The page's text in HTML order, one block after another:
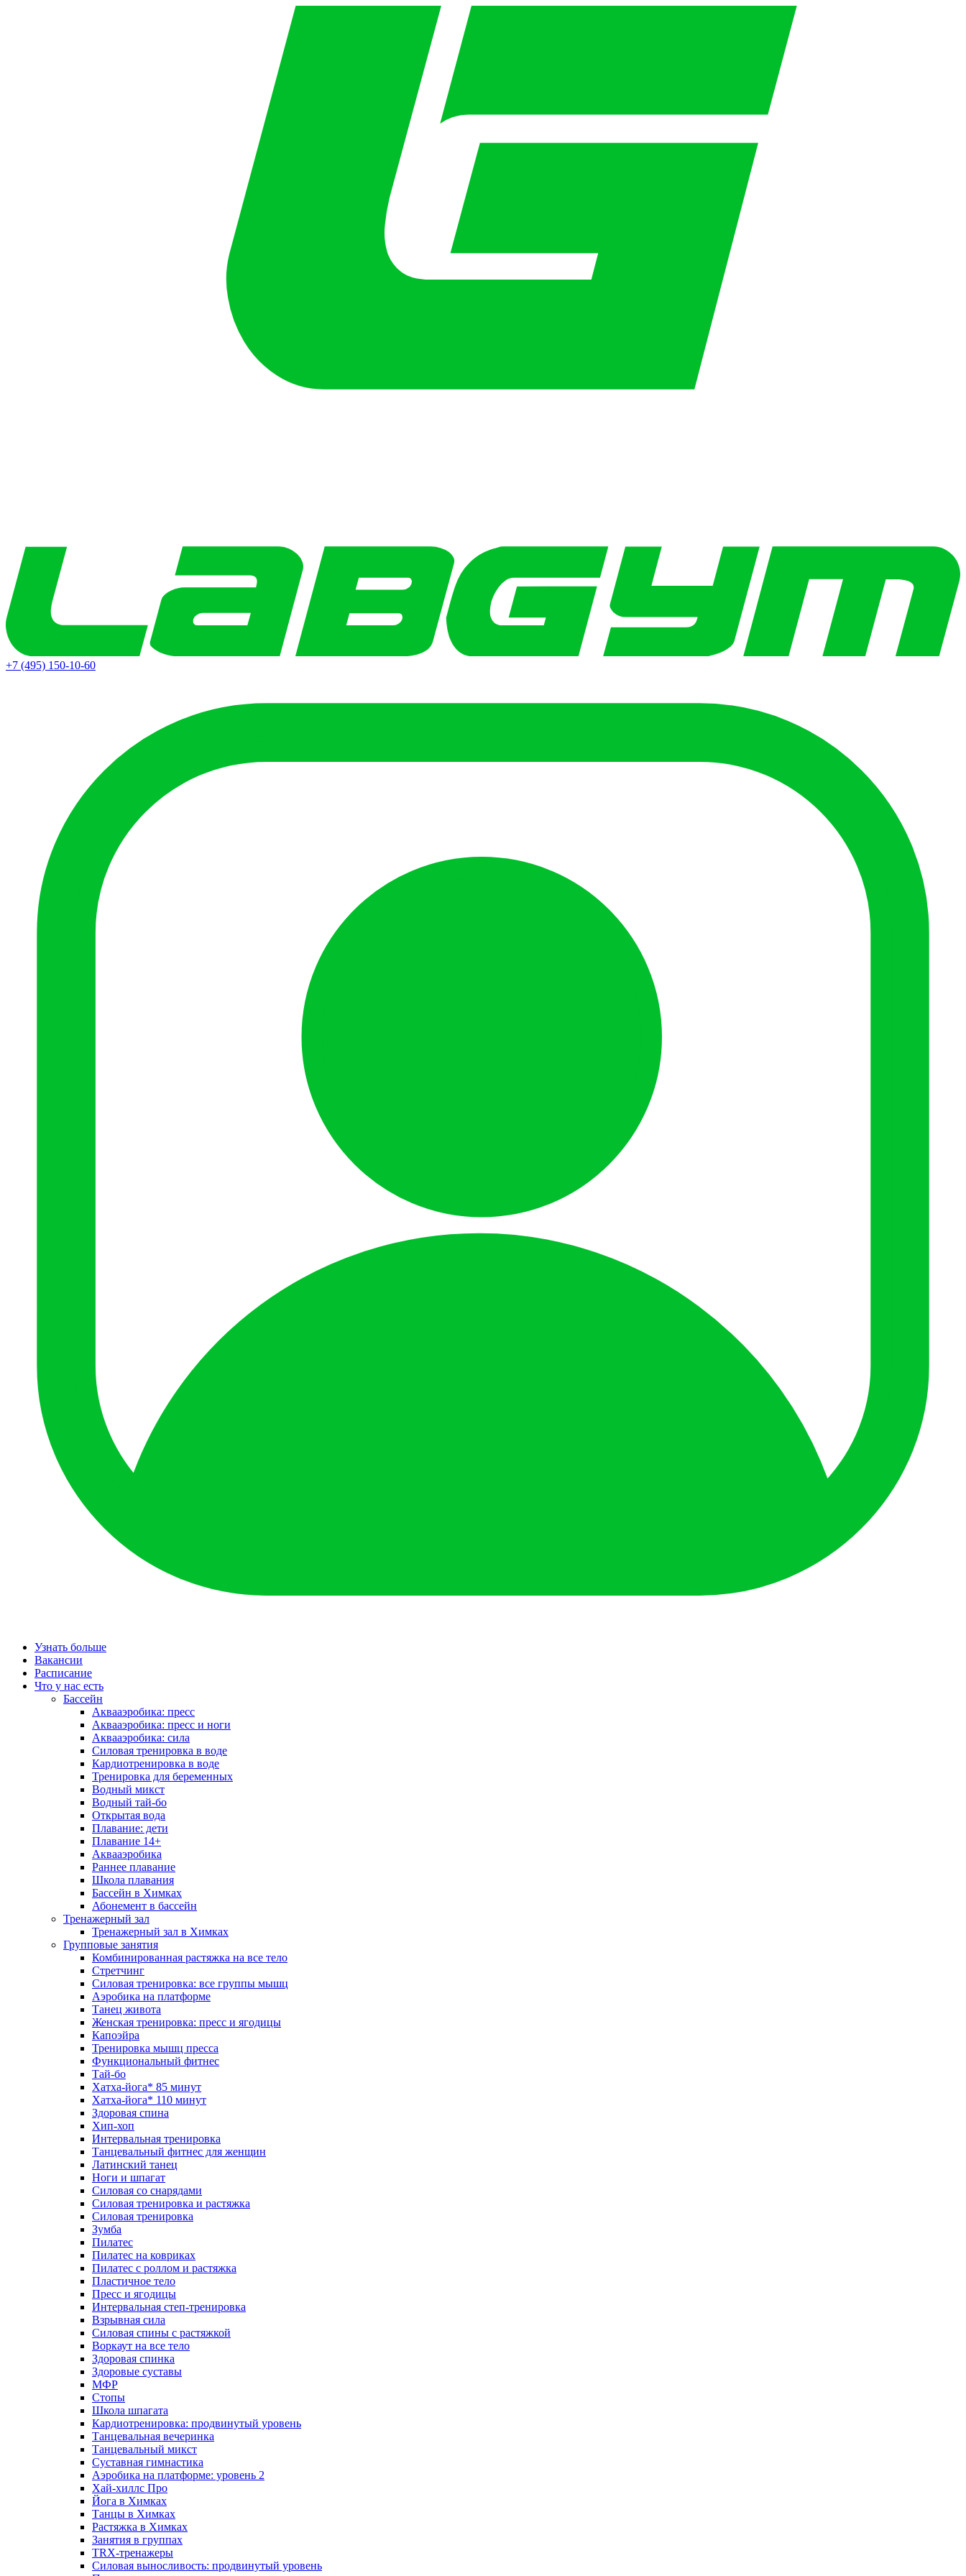
+7 (495) 150-10-60
Узнать больше
Вакансии
Расписание
Что у нас есть
Бассейн
Аквааэробика: пресс
Аквааэробика: пресс и ноги
Аквааэробика: сила
Силовая тренировка в воде
Кардиотренировка в воде
Тренировка для беременных
Водный микст
Водный тай-бо
Открытая вода
Плавание: дети
Плавание 14+
Аквааэробика
Раннее плавание
Школа плавания
Бассейн в Химках
Абонемент в бассейн
Тренажерный зал
Тренажерный зал в Химках
Групповые занятия
Комбинированная растяжка на все тело
Стретчинг
Силовая тренировка: все группы мышц
Аэробика на платформе
Танец живота
Женская тренировка: пресс и ягодицы
Капоэйра
Тренировка мышц пресса
Функциональный фитнес
Тай-бо
Хатха-йога* 85 минут
Хатха-йога* 110 минут
Здоровая спина
Хип-хоп
Интервальная тренировка
Танцевальный фитнес для женщин
Латинский танец
Ноги и шпагат
Силовая со снарядами
Силовая тренировка и растяжка
Силовая тренировка
Зумба
Пилатес
Пилатес на ковриках
Пилатес с роллом и растяжка
Пластичное тело
Пресс и ягодицы
Интервальная степ-тренировка
Взрывная сила
Силовая спины с растяжкой
Воркаут на все тело
Здоровая спинка
Здоровые суставы
МФР
Стопы
Школа шпагата
Кардиотренировка: продвинутый уровень
Танцевальная вечеринка
Танцевальный микст
Суставная гимнастика
Аэробика на платформе: уровень 2
Хай-хиллс Про
Йога в Химках
Танцы в Химках
Растяжка в Химках
Занятия в группах
TRX-тренажеры
Силовая выносливость: продвинутый уровень